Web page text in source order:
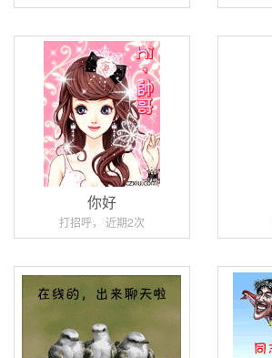
你好
打招呼， 近期2次